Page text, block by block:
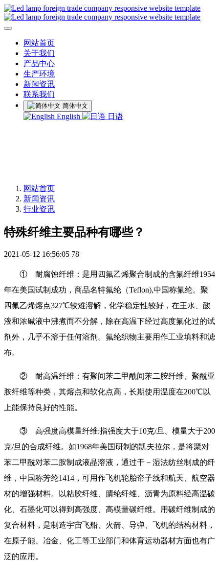
网站首页
关于我们
产品中心
生产环境
新闻资讯
联系我们
简体中文
English 日语
网站首页
新闻资讯
行业资讯
特殊纤维主要品种有哪些？
2021-05-12 16:56:05 78
① 耐腐蚀纤维：是用四氟乙烯聚合制成的含氟纤维1954
年在美国试制成功，商品名特氟纶（Teflon),中国称氟纶。聚
四氟乙烯熔点327℃较难溶解，化学稳定性较好，在王水、酸
液和浓碱液中沸煮而不分解，除在高温下经过高度氟化过的试
剂外，几乎不溶于任何溶剂。氟纶织物主要用作工业填料和滤
布。
② 耐高温纤维：有聚间苯二甲酰间苯二胺纤维、聚酰亚
胺纤维等种类，其熔点和软化点高，长期使用温度在200℃以
上能保持良好的性能。
③ 高强度高模量纤维:指强度大于10克/旦、模量大于200
克/旦的合成纤维。如1968年美国研制的凯夫拉尔，是将聚对
苯二甲酰对苯二胺制成液晶溶液，通过干－湿法纺丝制成的纤
维，中国称芳纶1414，可用作飞机轮胎帘子线和航天、航空器
材的增强材料。以粘胶纤维、腈纶纤维、沥青为原料经高温碳
化、石墨化可以得到高强度、高模量碳纤维。用碳纤维制成的
复合材料，是制造宇宙飞船、火箭、导弹、飞机的结构材料，
在原子能、冶金、化工等工业部门和体育运动器材方面也有广
泛的应用。